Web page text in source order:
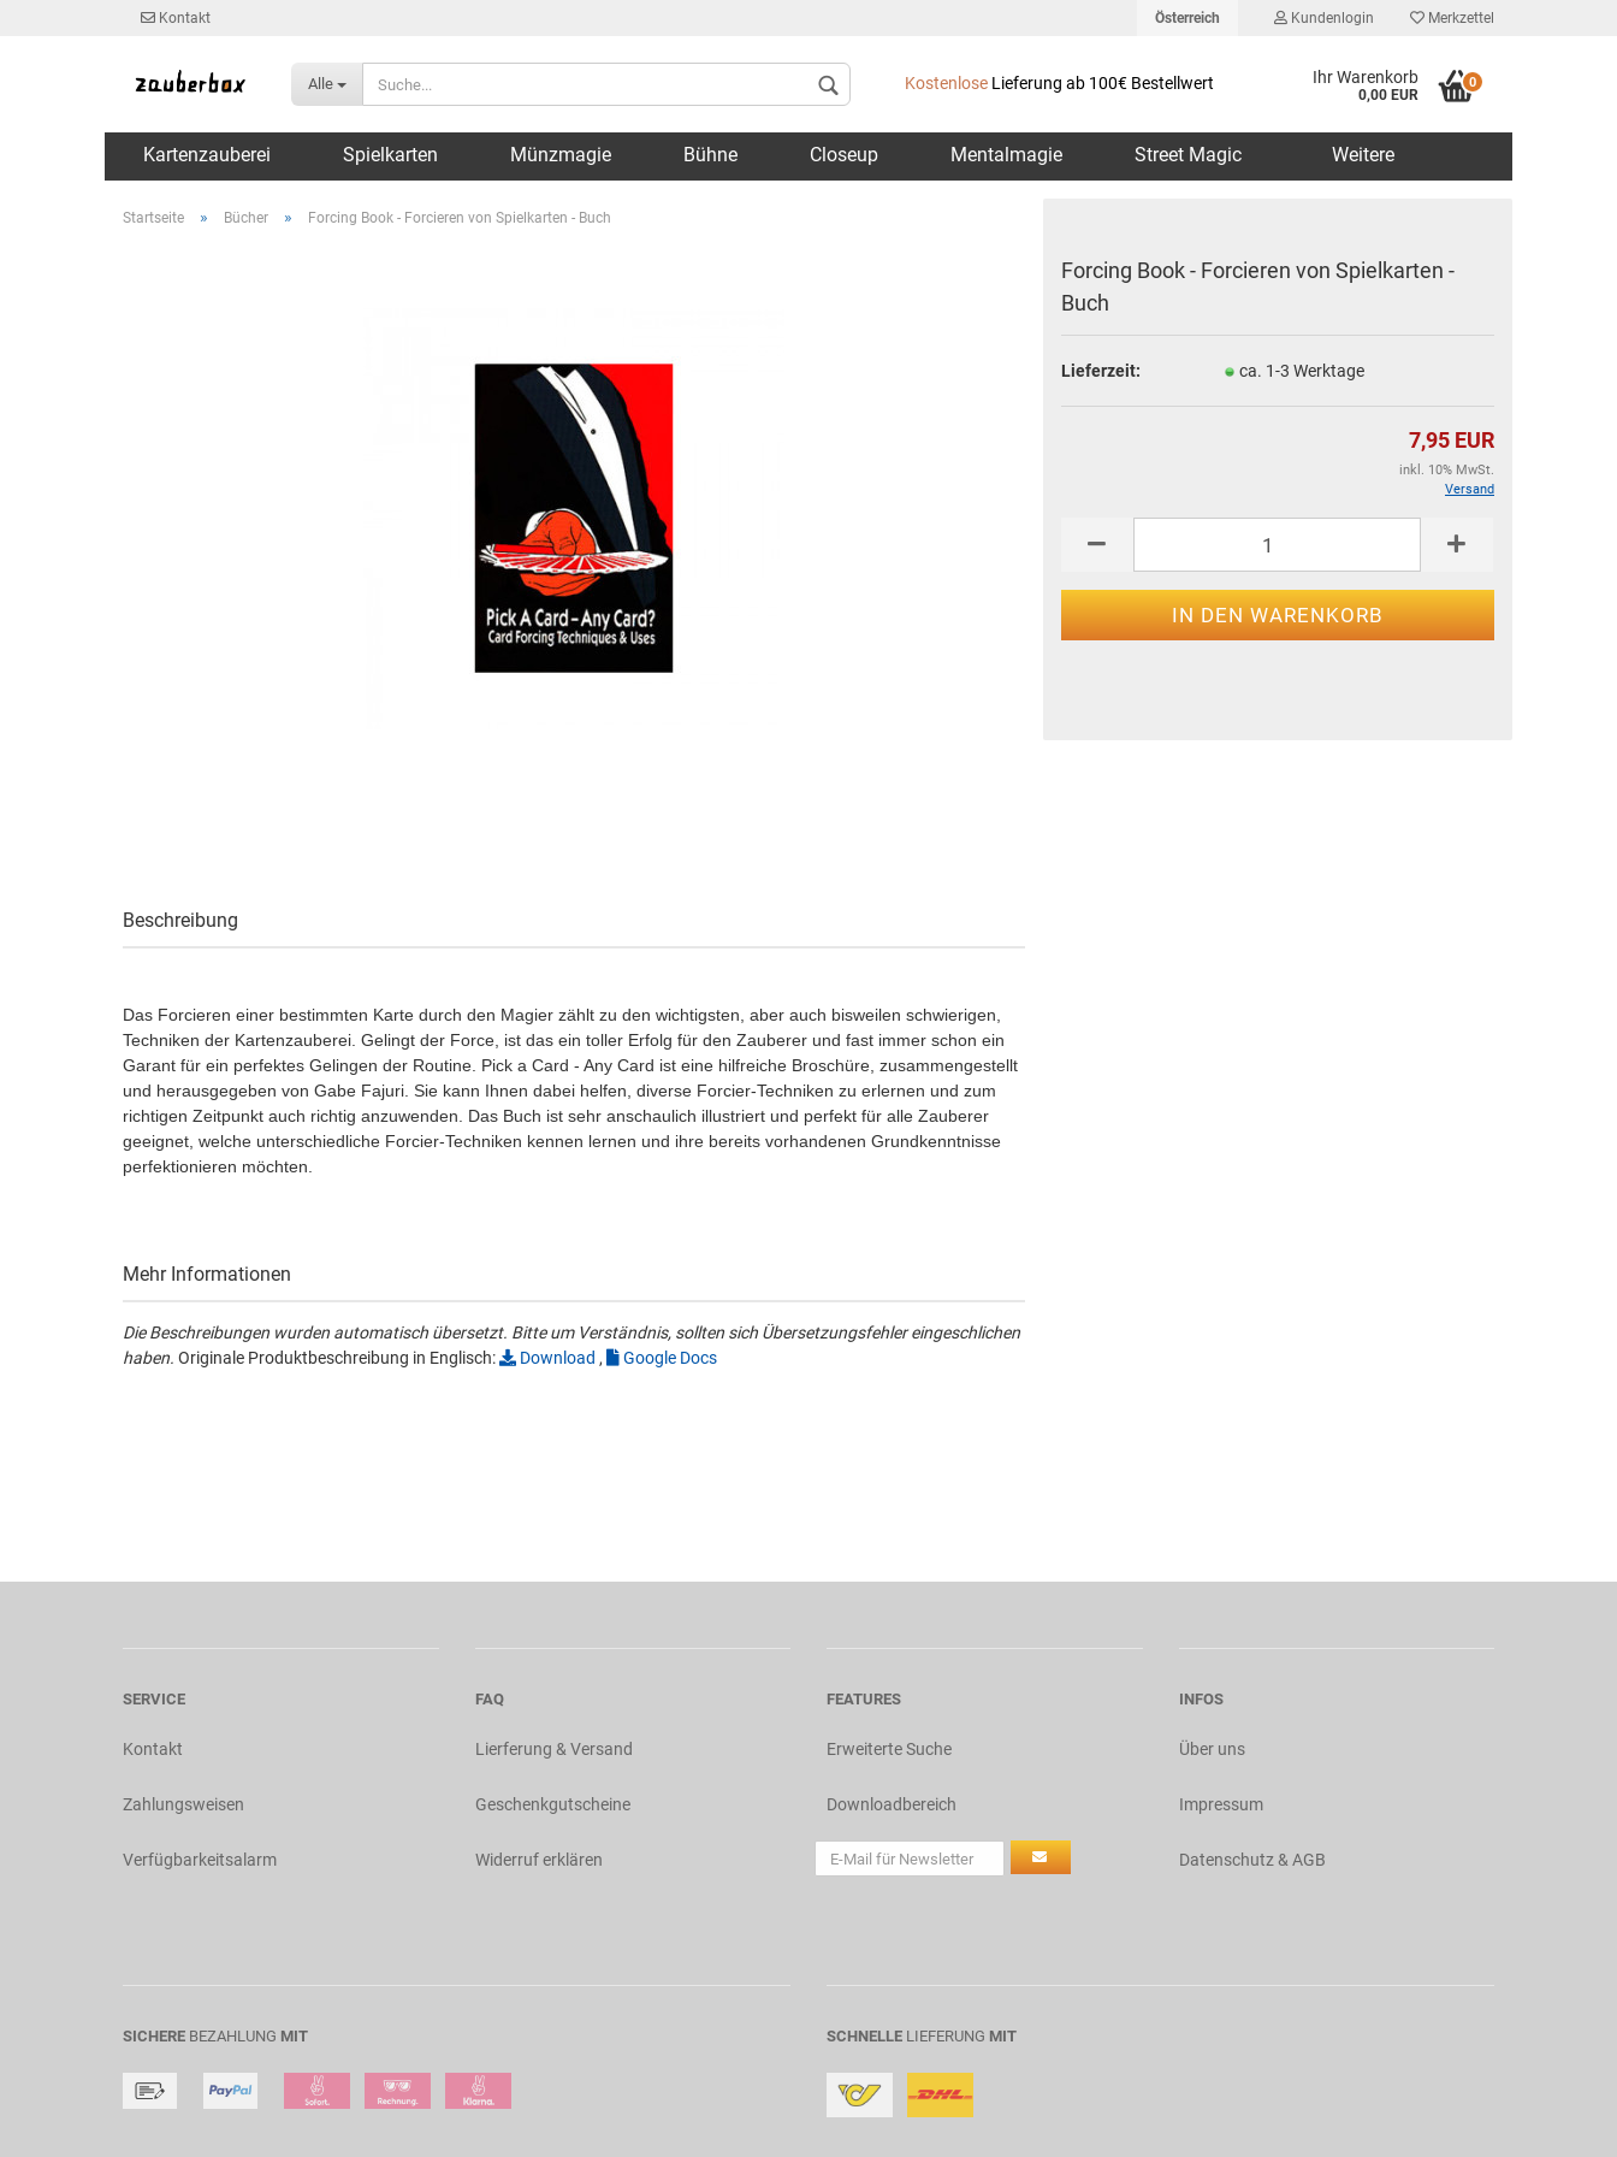
Kontakt Österreich
Lieferland
Kundenlogin Merkzettel
Alle Kostenlose Lieferung ab 100€ Bestellwert Ihr Warenkorb
0,00 EUR
0
Kartenzauberei Spielkarten Münzmagie Bühne Closeup Mentalmagie Street Magic Weitere
Startseite » Bücher » Forcing Book - Forcieren von Spielkarten - Buch
Forcing Book - Forcieren von Spielkarten -
Buch
Lieferzeit: ca. 1-3 Werktage
7,95 EUR
inkl. 10% MwSt.
Versand
Beschreibung
Das Forcieren einer bestimmten Karte durch den Magier zählt zu den wichtigsten, aber auch bisweilen schwierigen,
Techniken der Kartenzauberei. Gelingt der Force, ist das ein toller Erfolg für den Zauberer und fast immer schon ein
Garant für ein perfektes Gelingen der Routine. Pick a Card - Any Card ist eine hilfreiche Broschüre, zusammengestellt
und herausgegeben von Gabe Fajuri. Sie kann Ihnen dabei helfen, diverse Forcier-Techniken zu erlernen und zum
richtigen Zeitpunkt auch richtig anzuwenden. Das Buch ist sehr anschaulich illustriert und perfekt für alle Zauberer
geeignet, welche unterschiedliche Forcier-Techniken kennen lernen und ihre bereits vorhandenen Grundkenntnisse
perfektionieren möchten.
Mehr Informationen
Die Beschreibungen wurden automatisch übersetzt. Bitte um Verständnis, sollten sich Übersetzungsfehler eingeschlichen
haben. Originale Produktbeschreibung in Englisch: Download , Google Docs
SERVICE
Kontakt
Zahlungsweisen
Verfügbarkeitsalarm
FAQ
Lierferung & Versand
Geschenkgutscheine
Widerruf erklären
FEATURES
Erweiterte Suche
Downloadbereich
INFOS
Über uns
Impressum
Datenschutz & AGB
SICHERE BEZAHLUNG MIT SCHNELLE LIEFERUNG MIT